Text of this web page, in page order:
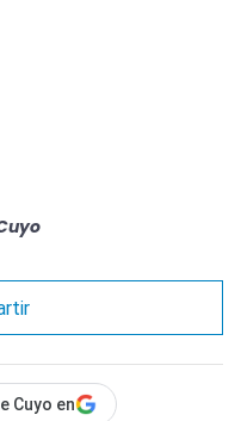
Cuyo en